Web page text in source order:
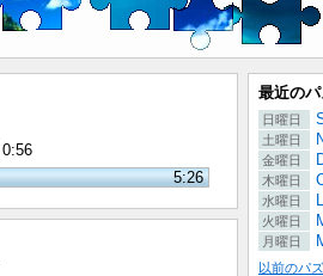
0:56
5:26
最近の
日曜日
土曜日
金曜日
木曜日
水曜日
火曜日
月曜日
以前のパ